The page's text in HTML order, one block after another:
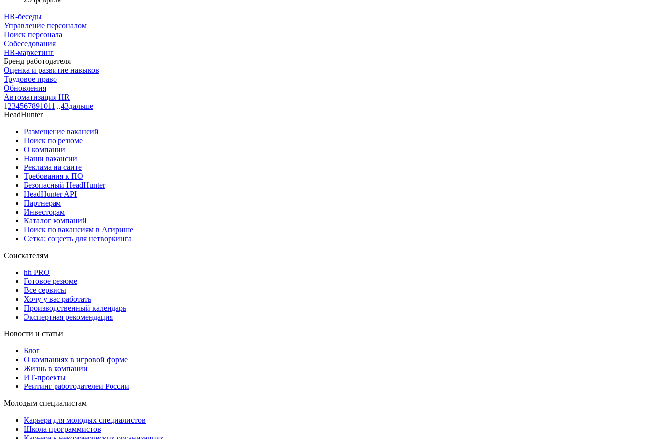
HR-беседы
Управление персоналом
Поиск персонала
Собеседования
HR-маркетинг
Бренд работодателя
Оценка и развитие навыков
Трудовое право
Обновления
Автоматизация HR
1 234567891011 ...43дальше
HeadHunter
Размещение вакансий
Поиск по резюме
О компании
Наши вакансии
Реклама на сайте
Требования к ПО
Безопасный HeadHunter
HeadHunter API
Партнерам
Инвесторам
Каталог компаний
Поиск по вакансиям в Агирише
Сетка: соцсеть для нетворкинга
Соискателям
hh PRO
Готовое резюме
Все сервисы
Хочу у вас работать
Производственный календарь
Экспертная рекомендация
Новости и статьи
Блог
О компаниях в игровой форме
Жизнь в компании
ИТ-проекты
Рейтинг работодателей России
Молодым специалистам
Карьера для молодых специалистов
Школа программистов